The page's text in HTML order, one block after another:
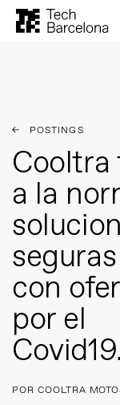
POSTINGS
Cooltra
a la
con
por el
POR COOLTRA